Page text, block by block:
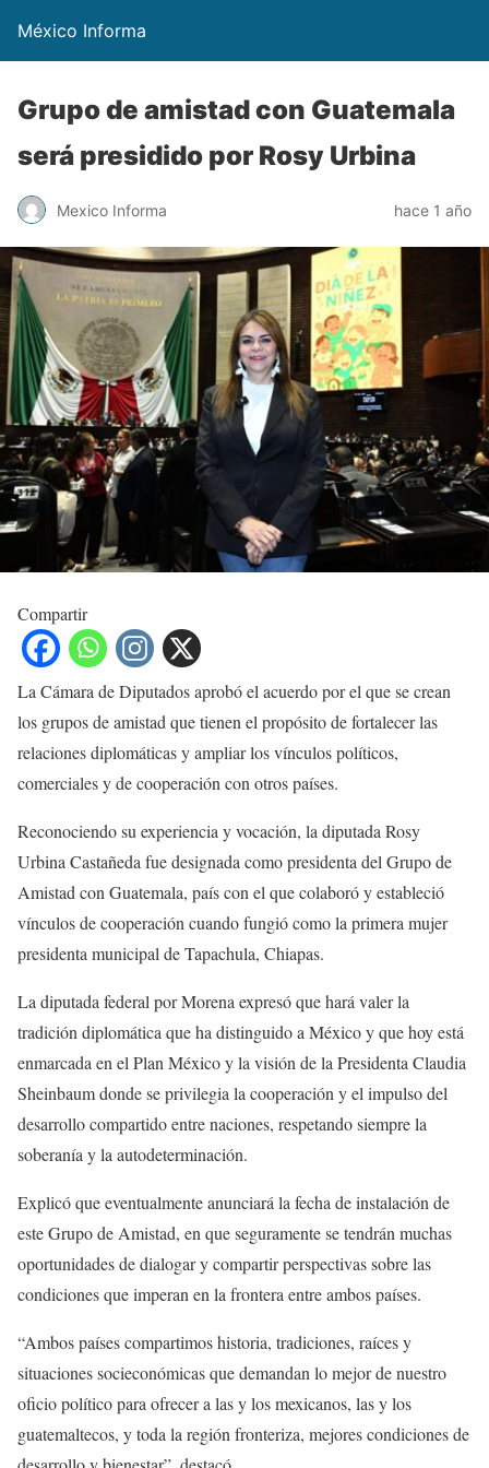
México Informa
Grupo de amistad con Guatemala
será presidido por Rosy Urbina
Mexico Informa hace 1 año
Compartir
La Cámara de Diputados aprobó el acuerdo por el que se crean
los grupos de amistad que tienen el propósito de fortalecer las
relaciones diplomáticas y ampliar los vínculos políticos,
comerciales y de cooperación con otros países.
Reconociendo su experiencia y vocación, la diputada Rosy
Urbina Castañeda fue designada como presidenta del Grupo de
Amistad con Guatemala, país con el que colaboró y estableció
vínculos de cooperación cuando fungió como la primera mujer
presidenta municipal de Tapachula, Chiapas.
La diputada federal por Morena expresó que hará valer la
tradición diplomática que ha distinguido a México y que hoy está
enmarcada en el Plan México y la visión de la Presidenta Claudia
Sheinbaum donde se privilegia la cooperación y el impulso del
desarrollo compartido entre naciones, respetando siempre la
soberanía y la autodeterminación.
Explicó que eventualmente anunciará la fecha de instalación de
este Grupo de Amistad, en que seguramente se tendrán muchas
oportunidades de dialogar y compartir perspectivas sobre las
condiciones que imperan en la frontera entre ambos países.
“Ambos países compartimos historia, tradiciones, raíces y
situaciones socieconómicas que demandan lo mejor de nuestro
oficio político para ofrecer a las y los mexicanos, las y los
guatemaltecos, y toda la región fronteriza, mejores condiciones de